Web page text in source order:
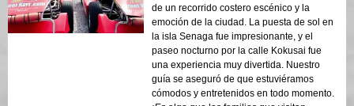
de un recorrido costero escénico y la
emoción de la ciudad. La puesta de sol en
la isla Senaga fue impresionante, y el
paseo nocturno por la calle Kokusai fue
una experiencia muy divertida. Nuestro
guía se aseguró de que estuviéramos
cómodos y entretenidos en todo momento.